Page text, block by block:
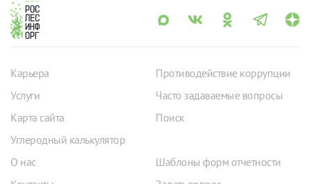
Карьера
Услуги
Карта сайта
Углеродный калькулятор
Противодействие коррупции
Часто задаваемые вопросы
Поиск
О нас
Шаблоны форм отчетности